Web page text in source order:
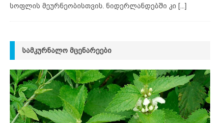
სოფლის მეურნეობისთვის. ნიდერლანდებში კი [...]
ᲡᲐᲛᲙᲣᲠᲜᲐᲚᲝ ᲛᲪᲔᲜᲐᲠᲔᲔᲑᲘ